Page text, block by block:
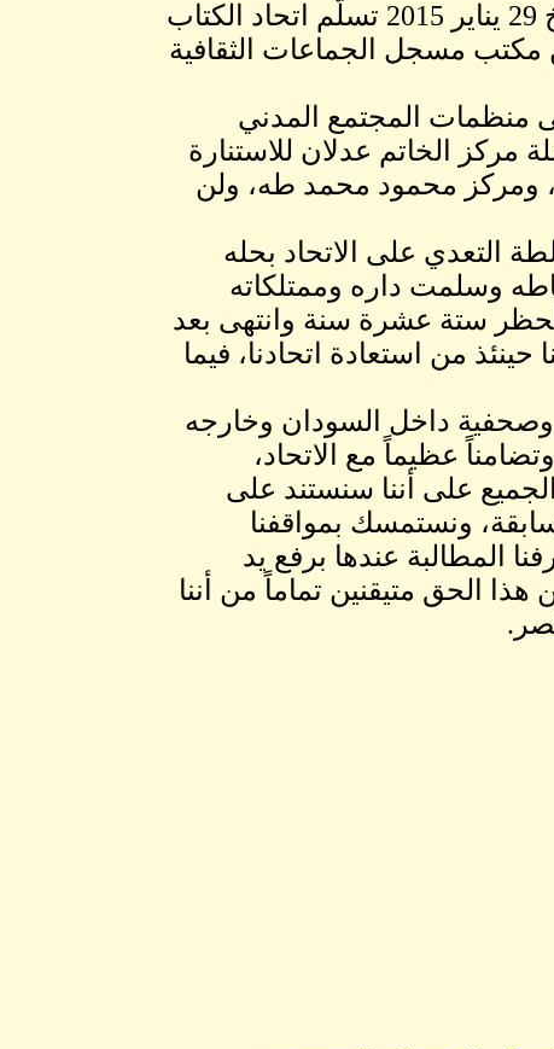
السبت 31 يناير 2015 -اتحاد الكتاب السودانيين-بتاريخ 29 يناير 2015 تسلَّم اتحاد الكتاب
مكتب مسجل الجماعات الثقافية
منظمات المجتمع المدني
مركز الخاتم عدلان للاستنارة
ومركز محمود محمد طه، ولن
التعدي على الاتحاد بحله
من قبل في 1989 وحظر نشاطه وسلمت داره وممتلكاته
ستة عشرة سنة وانتهى بعد
لسنة 2005م، حيث تمكنا حينئذ من استعادة اتحادنا، فيما
داخل السودان وخارجه
عظيماً مع الاتحاد،
على أننا سنستند على
ونستمسك بمواقفنا
المطالبة عندها برفع يد
الحق متيقنين تماماً من أننا